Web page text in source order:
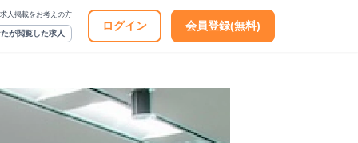
求人掲載をお考えの方
が閲覧した求人
ログイン 会員登録(無料)